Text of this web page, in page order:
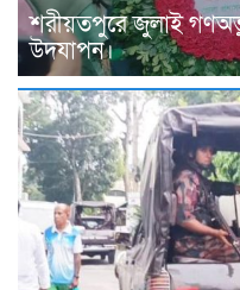
শরীয়তপুরে জুলাই
উদযাপন।